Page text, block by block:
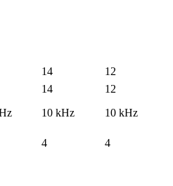
14
12
14
12
10 kHz
10 kHz
4
4